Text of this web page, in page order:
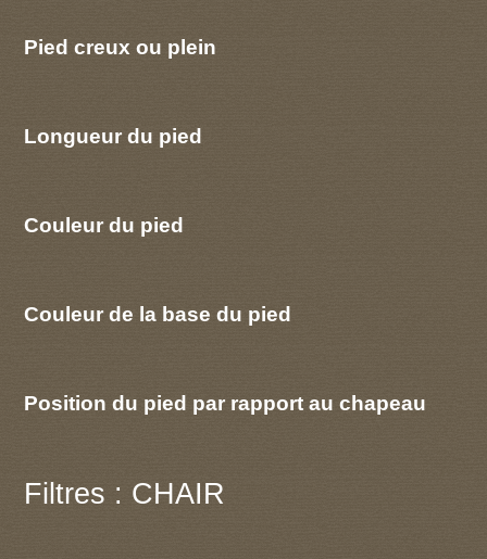
Pied creux ou plein
Longueur du pied
Couleur du pied
Couleur de la base du pied
Position du pied par rapport au chapeau
Filtres : CHAIR